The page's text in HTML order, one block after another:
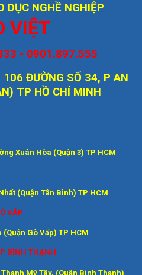
DỤC NGHỀ NGHIỆP
VIỆT
- 0901.897.555
106 ĐƯỜNG SỐ 34, P AN
TP HỒ CHÍ MINH
Xuân Hòa (Quận 3) TP HCM
(Quận Tân Bình) TP HCM
VẤP
Gò Vấp) TP HCM
BÌNH THẠNH
Mỹ Tây, (Quận Bình Thạnh)